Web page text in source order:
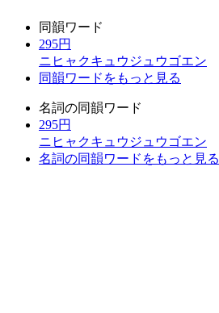
同韻ワード
295円
ニヒャクキュウジュウゴエン
同韻ワードをもっと見る
名詞の同韻ワード
295円
ニヒャクキュウジュウゴエン
名詞の同韻ワードをもっと見る